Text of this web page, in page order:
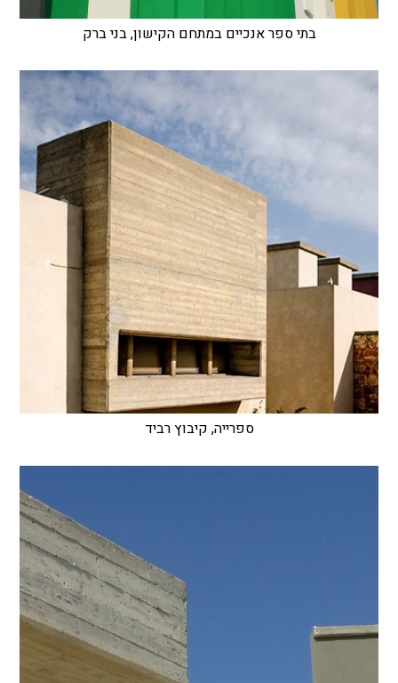
בתי ספר אנכיים במתחם הקישון, בני ברק
ספרייה, קיבוץ רביד